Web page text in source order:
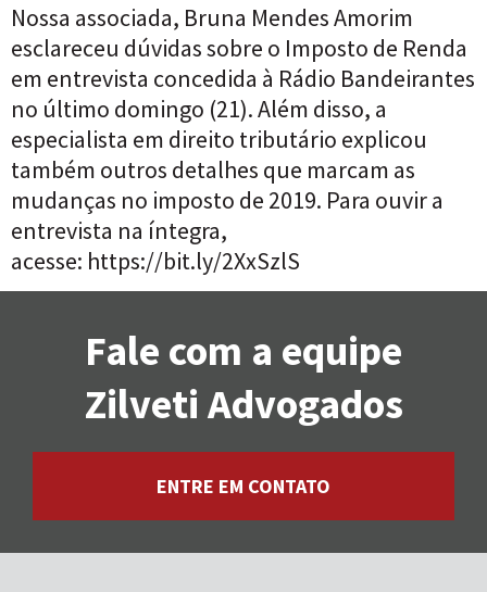
Nossa associada, Bruna Mendes Amorim
esclareceu dúvidas sobre o Imposto de Renda
em entrevista concedida à Rádio Bandeirantes
no último domingo (21). Além disso, a
especialista em direito tributário explicou
também outros detalhes que marcam as
mudanças no imposto de 2019. Para ouvir a
entrevista na íntegra,
acesse: https://bit.ly/2XxSzlS
Fale com a equipe
Zilveti Advogados
ENTRE EM CONTATO